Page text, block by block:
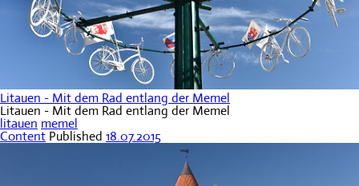
Litauen - Mit dem Rad entlang der Memel
Litauen - Mit dem Rad entlang der Memel
litauen memel
Content Published 18.07.2015